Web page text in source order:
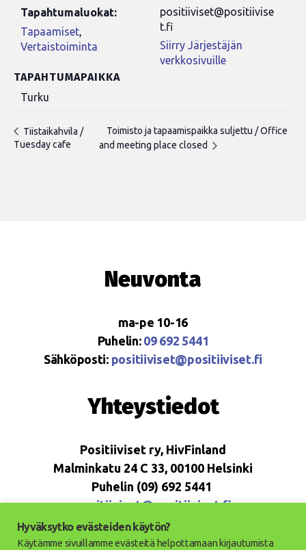
Tapahtumaluokat:
Tapaamiset,
Vertaistoiminta
TAPAHTUMAPAIKKA
Turku
positiiviset@positiivise
t.fi
Siirry Järjestäjän
verkkosivuille
Tiistaikahvila /
Tuesday cafe
Toimisto ja tapaamispaikka suljettu / Office
and meeting place closed
Neuvonta
ma-pe 10-16
Puhelin: 09 692 5441
Sähköposti: positiiviset@positiiviset.fi
Yhteystiedot
Positiiviset ry, HivFinland
Malminkatu 24 C 33, 00100 Helsinki
Puhelin (09) 692 5441
positiiviset@positiiviset.fi
Hyväksytko evästeiden käytön?
Käytämme sivuillamme evästeitä helpottamaan kirjautumista